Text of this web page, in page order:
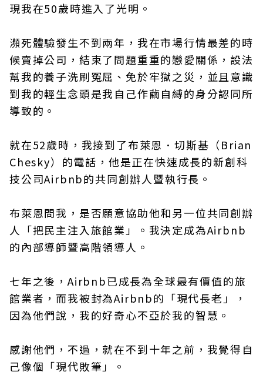
現我在50歲時進入了光明。
瀕死體驗發生不到兩年，我在市場行情最差的時
候賣掉公司，結束了問題重重的戀愛關係，設法
幫我的養子洗刷冤屈、免於牢獄之災，並且意識
到我的輕生念頭是我自己作繭自縛的身分認同所
導致的。
就在52歲時，我接到了布萊恩．切斯基（Brian
Chesky）的電話，他是正在快速成長的新創科
技公司Airbnb的共同創辦人暨執行長。
布萊恩問我，是否願意協助他和另一位共同創辦
人「把民主注入旅館業」。我決定成為Airbnb
的內部導師暨高階領導人。
七年之後，Airbnb已成長為全球最有價值的旅
館業者，而我被封為Airbnb的「現代長老」，
因為他們說，我的好奇心不亞於我的智慧。
感謝他們，不過，就在不到十年之前，我覺得自
己像個「現代敗筆」。